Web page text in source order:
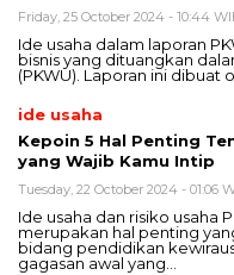
Friday, 25 October 2024 - 10:44
Ide usaha dalam laporan
bisnis yang dituangkan
(PKWU). Laporan ini dibuat
ide usaha
Kepoin 5 Hal Penting
yang Wajib Kamu Intip
Tuesday, 22 October 2024 - 01:06
Ide usaha dan risiko usaha
merupakan hal penting
bidang pendidikan
gagasan awal yang…